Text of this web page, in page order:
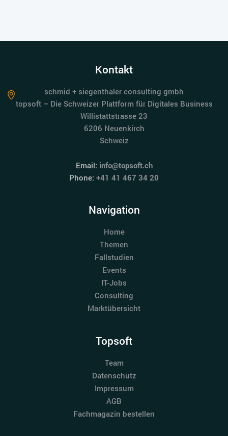
Kontakt
schmid + siegenthaler consulting gmbh
topsoft – Die Schweizer Plattform für Digitales Business
Willistattstrasse 23
6206 Neuenkirch
Schweiz
Email: info@topsoft.ch
Phone: +41 41 467 34 20
Navigation
Home
Themen
Fallstudien
Events
IT-Jobs
Consulting
Marktübersicht
Topsoft
Team
Datenschutz
Impressum
AGB
Fachmagazin bestellen